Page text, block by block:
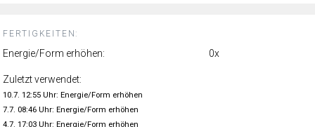
FERTIGKEITEN:
Energie/Form erhöhen: 0x
Zuletzt verwendet:
10.7. 12:55 Uhr: Energie/Form erhöhen
7.7. 08:46 Uhr: Energie/Form erhöhen
4.7. 17:03 Uhr: Energie/Form erhöhen